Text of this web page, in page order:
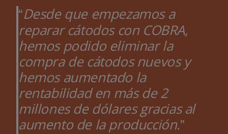
Desde que empezamos a
reparar cátodos con COBRA,
hemos podido eliminar la
compra de cátodos nuevos y
hemos aumentado la
rentabilidad en más de 2
millones de dólares gracias al
aumento de la producción.